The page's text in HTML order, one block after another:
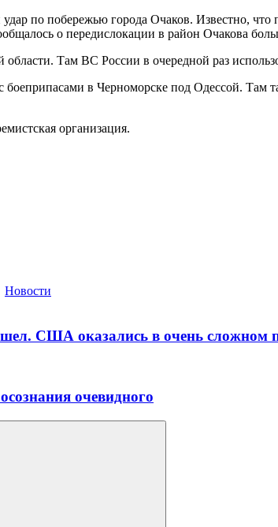
по побережью города Очаков. Известно,
о передислокации в район Очакова
области. Там ВС России в очередной раз
боеприпасами в Черноморске под Одессой.
организация.
Новости
США оказались в очень сложном
очевидного